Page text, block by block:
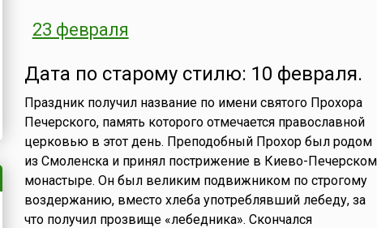
23 февраля
Дата по старому стилю: 10 февраля.
Праздник получил название по имени святого Прохора
Печерского, память которого отмечается православной
церковью в этот день. Преподобный Прохор был родом
из Смоленска и принял пострижение в Киево-Печерском
монастыре. Он был великим подвижником по строгому
воздержанию, вместо хлеба употреблявший лебеду, за
что получил прозвище «лебедника». Скончался